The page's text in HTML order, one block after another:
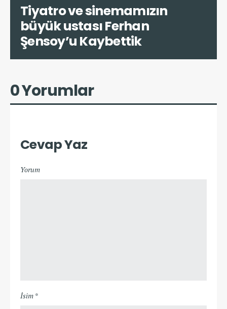
Tiyatro ve sinemamızın
büyük ustası Ferhan
Şensoy’u Kaybettik
0 Yorumlar
Cevap Yaz
Yorum
İsim *